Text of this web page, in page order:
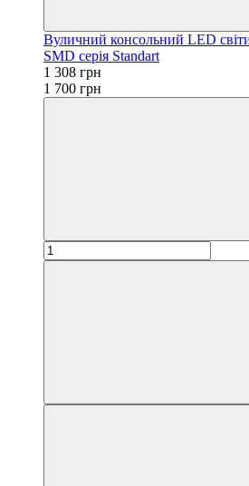
Вуличний консольний LED
SMD серія Standart
1 308 грн
1 700 грн